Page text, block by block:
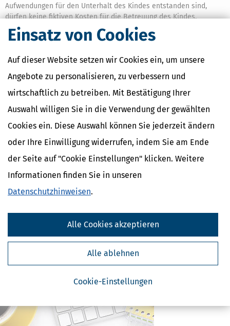
Einsatz von Cookies
Auf dieser Website setzen wir Cookies ein, um unsere
Angebote zu personalisieren, zu verbessern und
wirtschaftlich zu betreiben. Mit Bestätigung Ihrer
Auswahl willigen Sie in die Verwendung der gewählten
Cookies ein. Diese Auswahl können Sie jederzeit ändern
oder Ihre Einwilligung widerrufen, indem Sie am Ende
der Seite auf "Cookie Einstellungen" klicken. Weitere
Informationen finden Sie in unseren
Datenschutzhinweisen.
Cookie-Einstellungen
Alle ablehnen
Alle Cookies akzeptieren
Aufwendungen für den Unterhalt des Kindes entstanden sind,
dürfen keine fiktiven Kosten für die Betreuung des Kindes,
sondern nur tatsächlich entstandene Aufwendungen
berücksichtigt werden (BFH vom 9.2.2009, III R 37/07, BStBl
(3) In Anlehnung an§ 65 Abs. 2 EStGist wegen des
Verwaltungsaufwandes von einer Abzweigung abzusehen, wenn
Ähnliche Themen
Eltern, Familie & Ehe
Krankheit, Betreuung & Pflege
Verwandte Lexikon-Begriffe
Care Arbeit
Kindesunterhalt
Auslandskinder